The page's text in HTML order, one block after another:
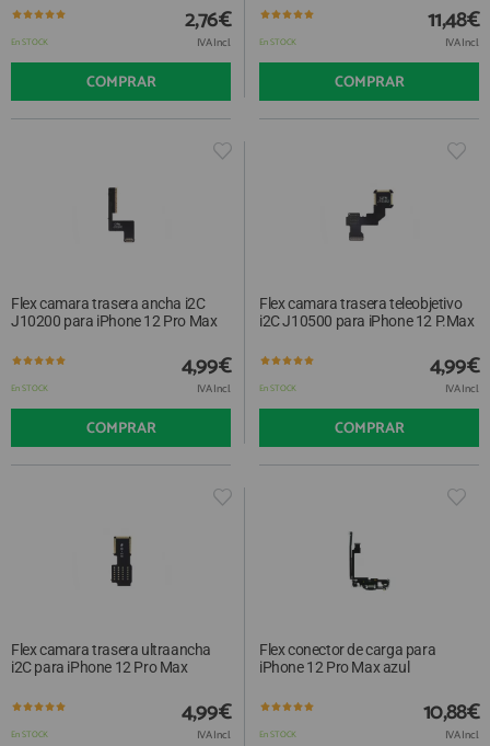
En STOCK
2,76€
IVA Incl.
COMPRAR
En STOCK
11,48€
IVA Incl.
COMPRAR
Flex camara trasera ancha i2C
J10200 para iPhone 12 Pro Max
En STOCK
4,99€
IVA Incl.
COMPRAR
Flex camara trasera teleobjetivo
i2C J10500 para iPhone 12 P.Max
En STOCK
4,99€
IVA Incl.
COMPRAR
Flex camara trasera ultraancha
i2C para iPhone 12 Pro Max
En STOCK
4,99€
IVA Incl.
Flex conector de carga para
iPhone 12 Pro Max azul
En STOCK
10,88€
IVA Incl.